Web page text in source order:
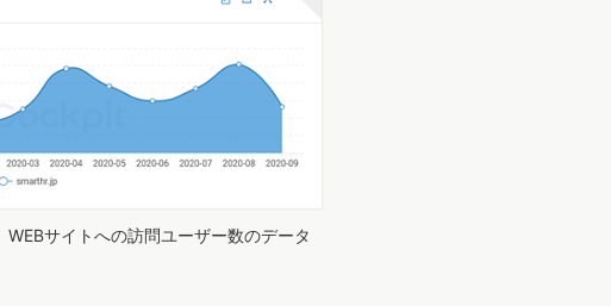
サイトへの訪問ユーザー数のデータ